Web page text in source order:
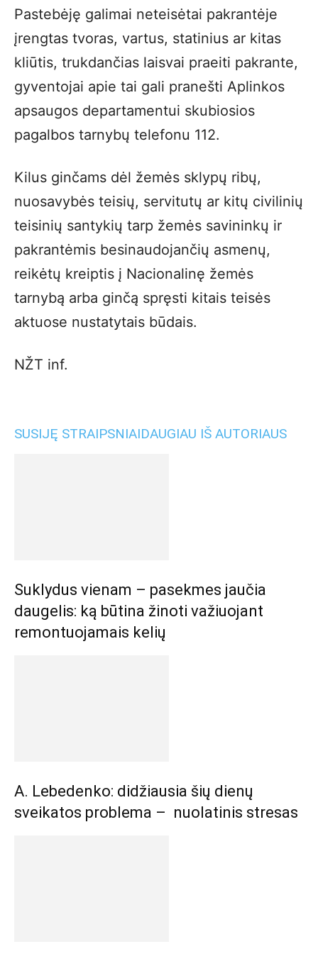
Pastebėję galimai neteisėtai pakrantėje
įrengtas tvoras, vartus, statinius ar kitas
kliūtis, trukdančias laisvai praeiti pakrante,
gyventojai apie tai gali pranešti Aplinkos
apsaugos departamentui skubiosios
pagalbos tarnybų telefonu 112.
Kilus ginčams dėl žemės sklypų ribų,
nuosavybės teisių, servitutų ar kitų civilinių
teisinių santykių tarp žemės savininkų ir
pakrantėmis besinaudojančių asmenų,
reikėtų kreiptis į Nacionalinę žemės
tarnybą arba ginčą spręsti kitais teisės
aktuose nustatytais būdais.
NŽT inf.
SUSIJĘ STRAIPSNIAIDAUGIAU IŠ AUTORIAUS
Suklydus vienam – pasekmes jaučia
daugelis: ką būtina žinoti važiuojant
remontuojamais kelių
A. Lebedenko: didžiausia šių dienų
sveikatos problema – nuolatinis stresas